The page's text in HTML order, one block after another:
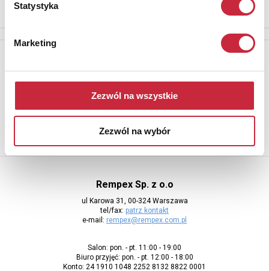
Statystyka
Marketing
Zezwól na wszystkie
Zezwól na wybór
Rempex Sp. z o.o
ul Karowa 31, 00-324 Warszawa
tel/fax: patrz kontakt
e-mail: rempex@rempex.com.pl
Salon: pon. - pt. 11:00 - 19:00
Biuro przyjęć: pon. - pt. 12:00 - 18:00
Konto: 24 1910 1048 2252 8132 8822 0001